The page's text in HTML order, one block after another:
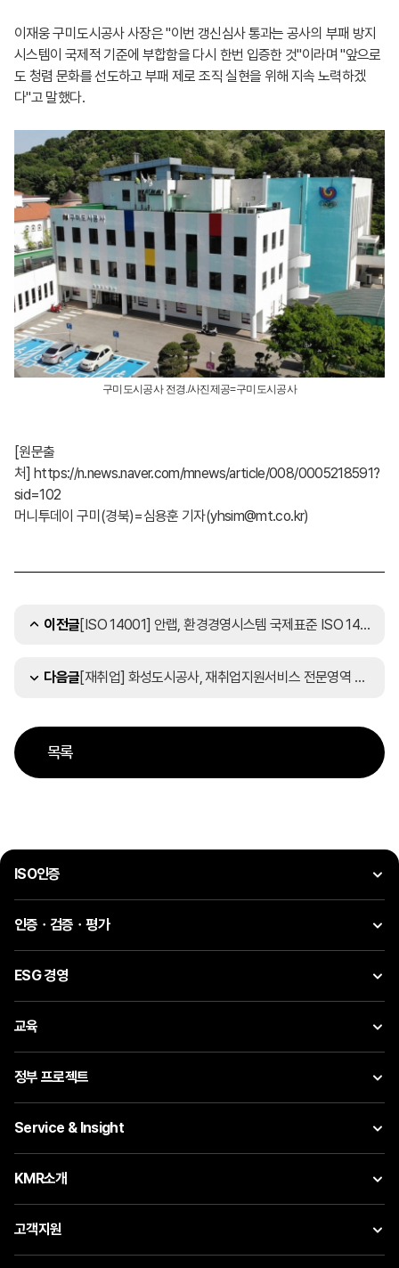
이재웅 구미도시공사 사장은 "이번 갱신심사 통과는 공사의 부패 방지
시스템이 국제적 기준에 부합함을 다시 한번 입증한 것"이라며 "앞으로
도 청렴 문화를 선도하고 부패 제로 조직 실현을 위해 지속 노력하겠
다"고 말했다.
구미도시공사 전경./사진제공=구미도시공사
[원문출
처] https://n.news.naver.com/mnews/article/008/0005218591?
sid=102
머니투데이 구미(경북)=심용훈 기자(yhsim@mt.co.kr)
이전글 [ISO 14001] 안랩, 환경경영시스템 국제표준 ISO 14001 인증 갱신
다음글 [재취업] 화성도시공사, 재취업지원서비스 전문영역 파일럿 교육 실시
목록
ISO인증
인증ㆍ검증ㆍ평가
ESG 경영
교육
정부 프로젝트
Service & Insight
KMR소개
고객지원